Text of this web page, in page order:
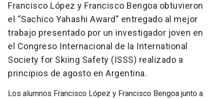
Francisco López y Francisco Bengoa obtuvieron
el “Sachico Yahashi Award” entregado al mejor
trabajo presentado por un investigador joven en
el Congreso Internacional de la International
Society for Skiing Safety (ISSS) realizado a
principios de agosto en Argentina.
Los alumnos Francisco López y Francisco Bengoa junto a